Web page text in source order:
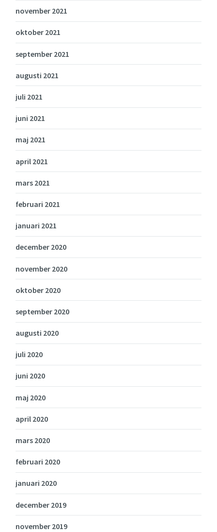
november 2021
oktober 2021
september 2021
augusti 2021
juli 2021
juni 2021
maj 2021
april 2021
mars 2021
februari 2021
januari 2021
december 2020
november 2020
oktober 2020
september 2020
augusti 2020
juli 2020
juni 2020
maj 2020
april 2020
mars 2020
februari 2020
januari 2020
december 2019
november 2019